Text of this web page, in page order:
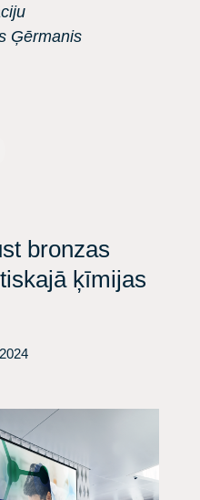
Ģērmanis
bronzas
ķīmijas